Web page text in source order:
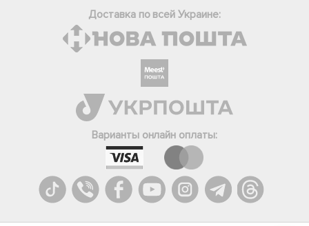
Доставка по всей Украине:
Варианты онлайн оплаты:
Телеграм
Вайбер
Онлайн чат